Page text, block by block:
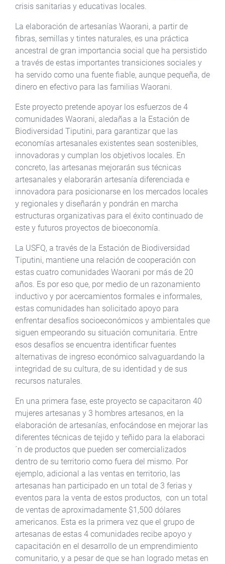
crisis sanitarias y educativas locales.
La elaboración de artesanías Waorani, a partir de
fibras, semillas y tintes naturales, es una práctica
ancestral de gran importancia social que ha persistido
a través de estas importantes transiciones sociales y
ha servido como una fuente fiable, aunque pequeña, de
dinero en efectivo para las familias Waorani.
Este proyecto pretende apoyar los esfuerzos de 4
comunidades Waorani, aledañas a la Estación de
Biodiversidad Tiputini, para garantizar que las
economías artesanales existentes sean sostenibles,
innovadoras y cumplan los objetivos locales. En
concreto, las artesanas mejorarán sus técnicas
artesanales y elaborarán artesanía diferenciada e
innovadora para posicionarse en los mercados locales
y regionales y diseñarán y pondrán en marcha
estructuras organizativas para el éxito continuado de
este y futuros proyectos de bioeconomía.
La USFQ, a través de la Estación de Biodiversidad
Tiputini, mantiene una relación de cooperación con
estas cuatro comunidades Waorani por más de 20
años. Es por eso que, por medio de un razonamiento
inductivo y por acercamientos formales e informales,
estas comunidades han solicitado apoyo para
enfrentar desafíos socioeconómicos y ambientales que
siguen empeorando su situación comunitaria. Entre
esos desafíos se encuentra identificar fuentes
alternativas de ingreso económico salvaguardando la
integridad de su cultura, de su identidad y de sus
recursos naturales.
En una primera fase, este proyecto se capacitaron 40
mujeres artesanas y 3 hombres artesanos, en la
elaboración de artesanías, enfocándose en mejorar las
diferentes técnicas de tejido y teñido para la elaboraci
´n de productos que pueden ser comercializados
dentro de su territorio como fuera del mismo. Por
ejemplo, adicional a las ventas en territorio, las
artesanas han participado en un total de 3 ferias y
eventos para la venta de estos productos, con un total
de ventas de aproximadamente $1,500 dólares
americanos. Esta es la primera vez que el grupo de
artesanas de estas 4 comunidades recibe apoyo y
capacitación en el desarrollo de un emprendimiento
comunitario, y a pesar de que se han logrado metas en